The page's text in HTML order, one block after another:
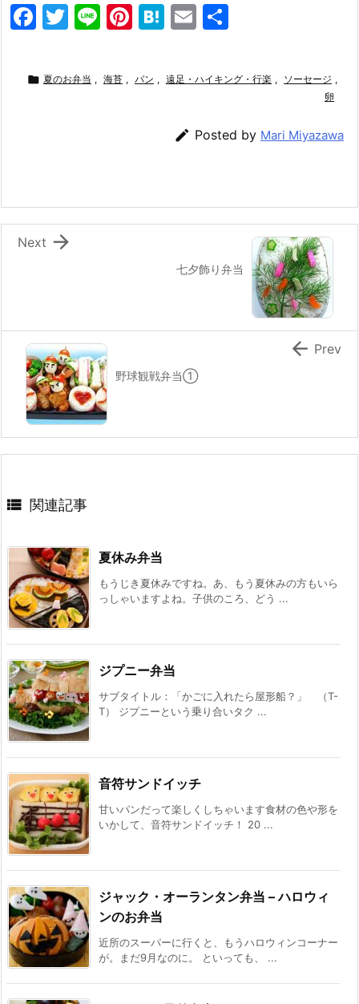
F
c
e
T
itt
er
Li
e
Pi
er
e
H
e
n
E
ai
l
 夏のお弁当 , 海苔 , パン , 遠足・ハイキング・行楽 , ソーセージ ,
卵
 Posted by Mari Miyazawa
七夕飾り弁当

Next
野球観戦弁当①
 Prev
 関連記事
夏休み弁当
もうじき夏休みですね。あ、もう夏休みの方もいら
っしゃいますよね。子供のころ、どう ...
ジプニー弁当
サブタイトル：「かごに入れたら屋形船？」 （T-
T） ジプニーという乗り合いタク ...
音符サンドイッチ
甘いパンだって楽しくしちゃいます食材の色や形を
いかして、音符サンドイッチ！ 20 ...
ジャック・オーランタン弁当 – ハロウィ
ンのお弁当
近所のスーパーに行くと、もうハロウィンコーナー
が。まだ9月なのに。 といっても、 ...